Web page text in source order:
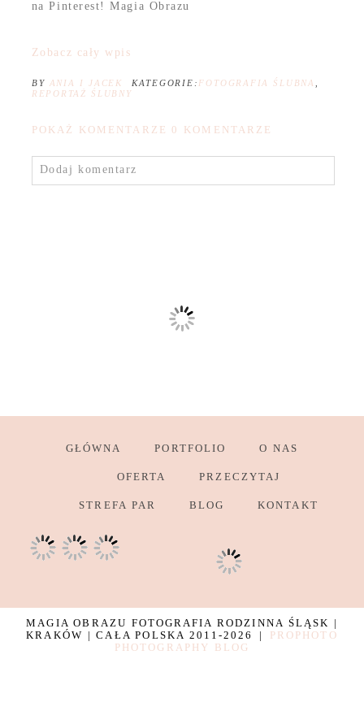
na Pinterest! Magia Obrazu
Zobacz cały wpis
BY ANIA I JACEK KATEGORIE: FOTOGRAFIA ŚLUBNA
REPORTAŻ ŚLUBNY
POKAŻ KOMENTARZE 0 KOMENTARZE
Dodaj komentarz
GŁÓWNA PORTFOLIO O NAS
OFERTA PRZECZYTAJ
STREFA PAR BLOG KONTAKT
MAGIA OBRAZU FOTOGRAFIA RODZINNA ŚLĄSK |
KRAKÓW | CAŁA POLSKA 2011-2026
|
PROPHOTO
PHOTOGRAPHY BLOG